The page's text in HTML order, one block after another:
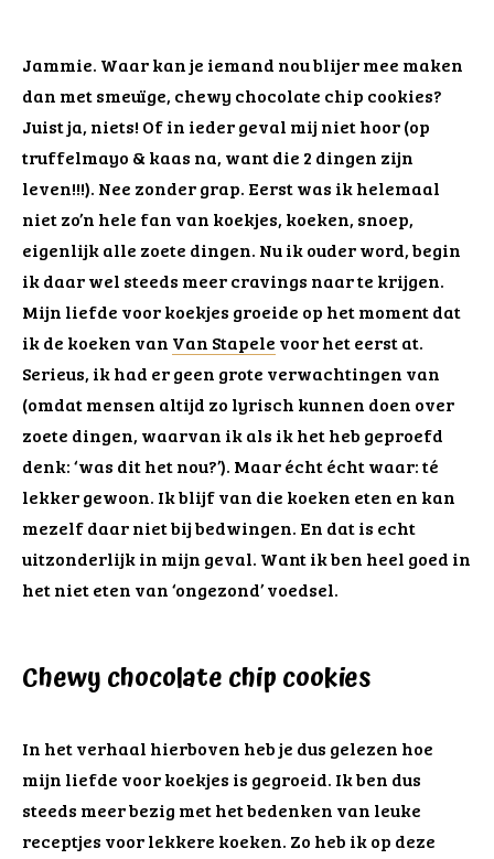
Jammie. Waar kan je iemand nou blijer mee maken
dan met smeuïge, chewy chocolate chip cookies?
Juist ja, niets! Of in ieder geval mij niet hoor (op
truffelmayo & kaas na, want die 2 dingen zijn
leven!!!). Nee zonder grap. Eerst was ik helemaal
niet zo’n hele fan van koekjes, koeken, snoep,
eigenlijk alle zoete dingen. Nu ik ouder word, begin
ik daar wel steeds meer cravings naar te krijgen.
Mijn liefde voor koekjes groeide op het moment dat
ik de koeken van Van Stapele voor het eerst at.
Serieus, ik had er geen grote verwachtingen van
(omdat mensen altijd zo lyrisch kunnen doen over
zoete dingen, waarvan ik als ik het heb geproefd
denk: ‘was dit het nou?’). Maar écht écht waar: té
lekker gewoon. Ik blijf van die koeken eten en kan
mezelf daar niet bij bedwingen. En dat is echt
uitzonderlijk in mijn geval. Want ik ben heel goed in
het niet eten van ‘ongezond’ voedsel.
Chewy chocolate chip cookies
In het verhaal hierboven heb je dus gelezen hoe
mijn liefde voor koekjes is gegroeid. Ik ben dus
steeds meer bezig met het bedenken van leuke
receptjes voor lekkere koeken. Zo heb ik op deze